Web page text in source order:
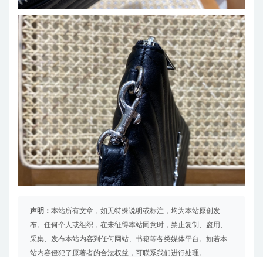
声明： 本站所有文章，如无特殊说明或标注，均为本站原创发
布。任何个人或组织，在未征得本站同意时，禁止复制、盗用、
采集、发布本站内容到任何网站、书籍等各类媒体平台。如若本
站内容侵犯了原著者的合法权益，可联系我们进行处理。